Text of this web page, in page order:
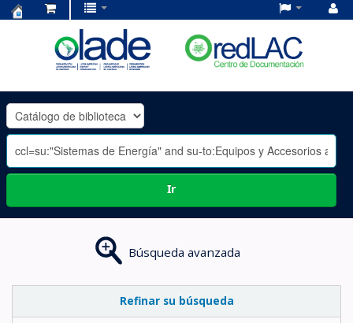
OLADE
-
Ir
Búsqueda avanzada
Refinar su búsqueda